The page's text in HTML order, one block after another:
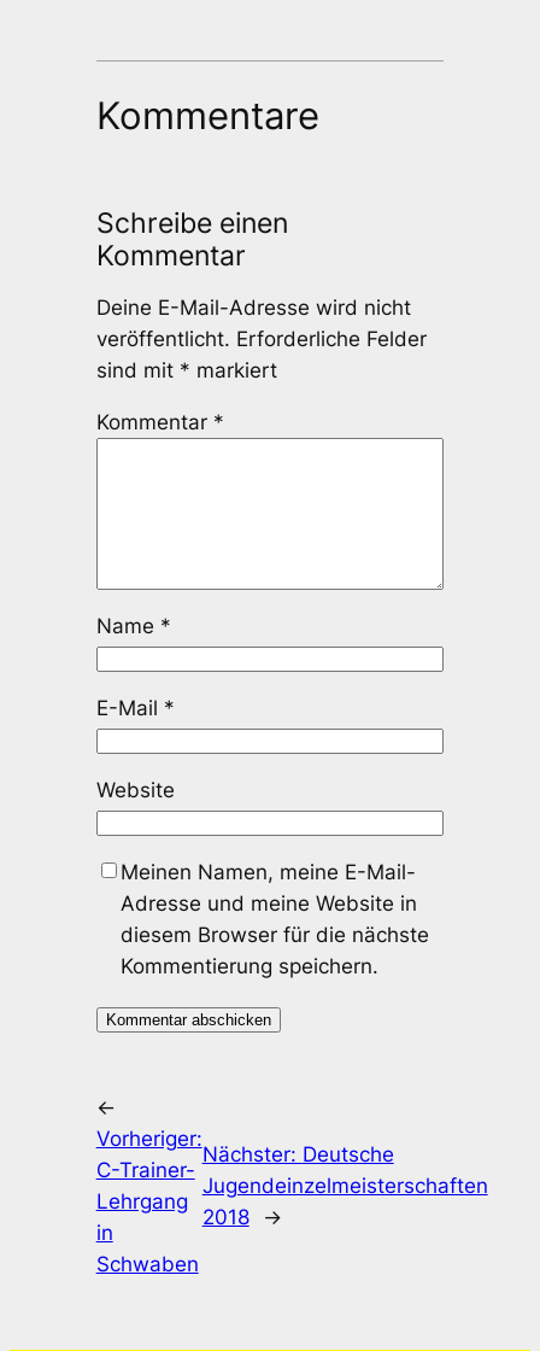
Kommentare
Schreibe einen
Kommentar
Deine E-Mail-Adresse wird nicht
veröffentlicht. Erforderliche Felder
sind mit * markiert
Kommentar *
Name *
E-Mail *
Website
Meinen Namen, meine E-Mail-
Adresse und meine Website in
diesem Browser für die nächste
Kommentierung speichern.
←
Vorheriger:
C-Trainer-
Lehrgang
in
Schwaben
Nächster: Deutsche
Jugendeinzelmeisterschaften
2018
→